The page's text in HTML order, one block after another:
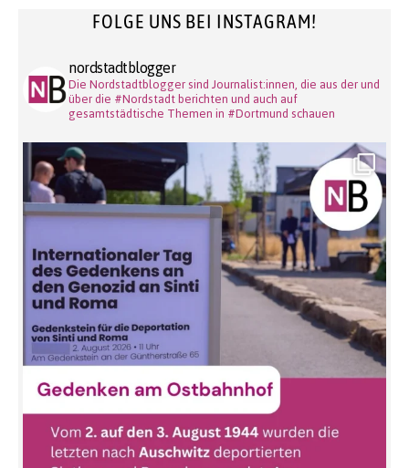
FOLGE UNS BEI INSTAGRAM!
nordstadtblogger
Die Nordstadtblogger sind Journalist:innen, die aus der und
über die #Nordstadt berichten und auch auf
gesamtstädtische Themen in #Dortmund schauen